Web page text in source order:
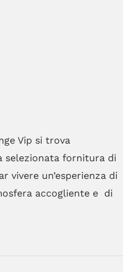
Vip si trova
selezionata fornitura di
vivere un’esperienza di
accogliente e di